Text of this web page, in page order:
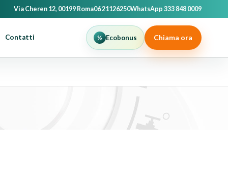
Via Cheren 12, 00199 Roma06 21126250WhatsApp 333 848 0009
Contatti Ecobonus Chiama ora